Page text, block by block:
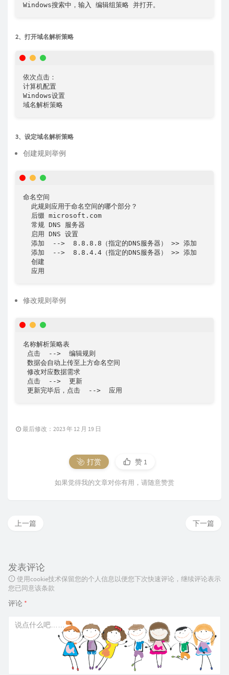
Windows搜索中，输入 编辑组策略 并打开。
2、打开域名解析策略
依次点击：
计算机配置
Windows设置
域名解析策略
3、设定域名解析策略
创建规则举例
命名空间
  此规则应用于命名空间的哪个部分？
  后缀 microsoft.com
  常规 DNS 服务器
  启用 DNS 设置
  添加  -->  8.8.8.8（指定的DNS服务器） >> 添加
  添加  -->  8.8.4.4（指定的DNS服务器） >> 添加
  创建
  应用
修改规则举例
名称解析策略表
点击  -->  编辑规则
数据会自动上传至上方命名空间
修改对应数据需求
点击  -->  更新
更新完毕后，点击  -->  应用
最后修改：2023 年 12 月 19 日
打赏 赞 1
如果觉得我的文章对你有用，请随意赞赏
下一篇
上一篇
发表评论
使用cookie技术保留您的个人信息以便您下次快速评论，继续评论表示
您已同意该条款
评论 *